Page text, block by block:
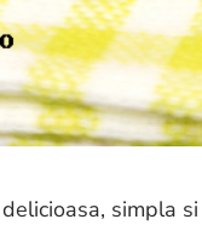
simpla